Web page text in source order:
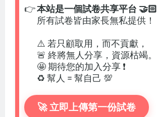
本站是一個試卷共享平台 🤝🏻
👉
所有試卷皆由家長無私提供！
⚠️ 若只顧取用，而不貢獻，
🚨 終將無人分享，資源枯竭。
🤩 期待您的加入分享 ❗
♻️ 幫人 = 幫自己 💯
🚀 立即上傳第一份試卷